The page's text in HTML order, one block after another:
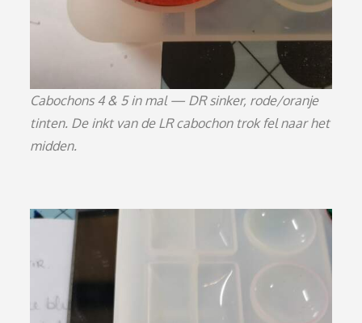
Cabochons 4 & 5 in mal — DR sinker, rode/oranje
tinten. De inkt van de LR cabochon trok fel naar het
midden.